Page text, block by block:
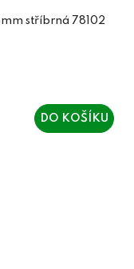
stříbrná 78102
DO KOŠÍKU